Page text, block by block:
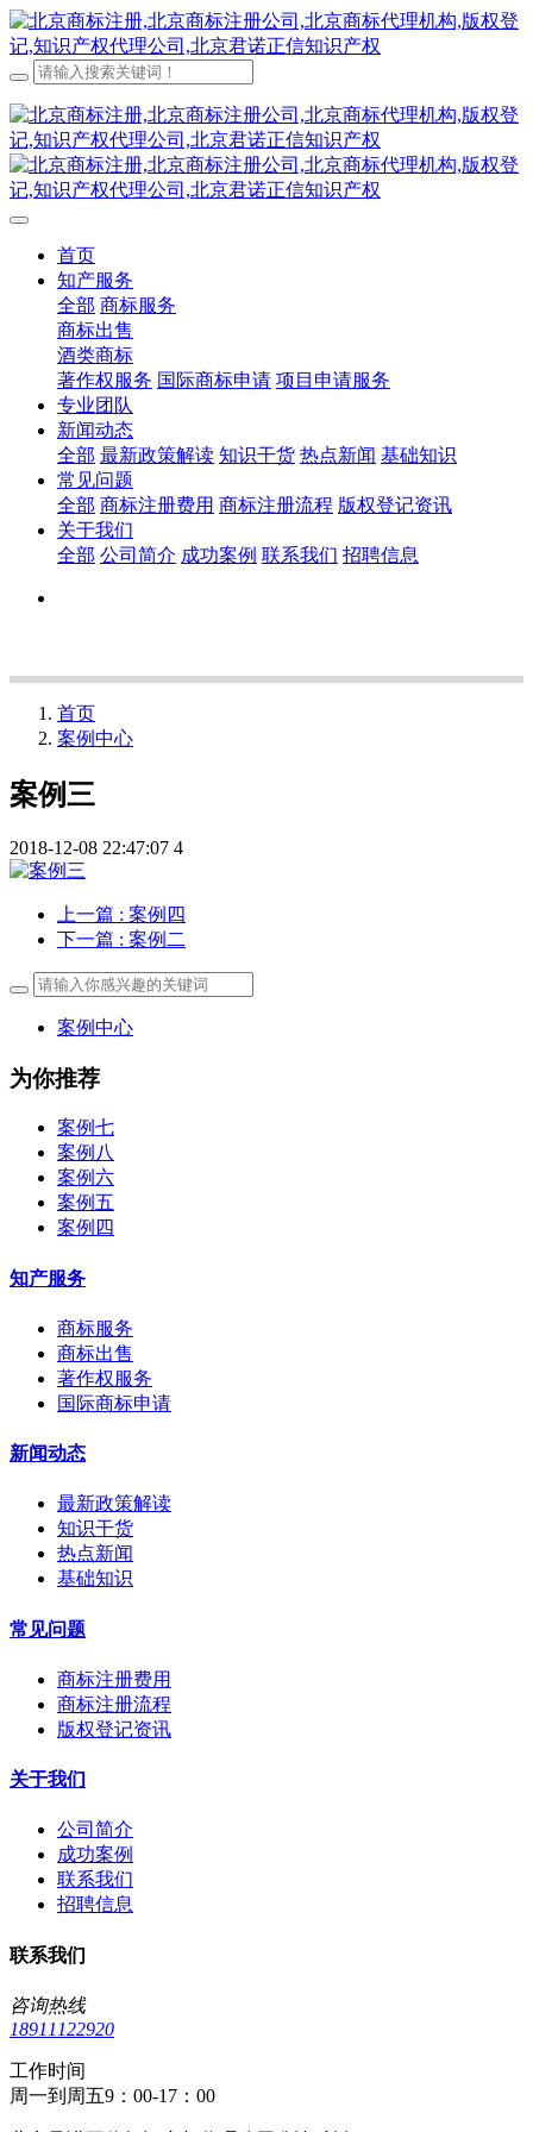
首页
知产服务
全部 商标服务
商标出售
酒类商标
著作权服务 国际商标申请 项目申请服务
专业团队
新闻动态
全部 最新政策解读 知识干货 热点新闻 基础知识
常见问题
全部 商标注册费用 商标注册流程 版权登记资讯
关于我们
全部 公司简介 成功案例 联系我们 招聘信息
首页
案例中心
案例三
2018-12-08 22:47:07 4
上一篇 : 案例四
下一篇 : 案例二
案例中心
为你推荐
案例七
案例八
案例六
案例五
案例四
知产服务
商标服务
商标出售
著作权服务
国际商标申请
新闻动态
最新政策解读
知识干货
热点新闻
基础知识
常见问题
商标注册费用
商标注册流程
版权登记资讯
关于我们
公司简介
成功案例
联系我们
招聘信息
联系我们
咨询热线
18911122920
工作时间
周一到周五9：00-17：00